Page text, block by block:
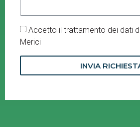
Accetto il trattamento dei dati
Merici
INVIA